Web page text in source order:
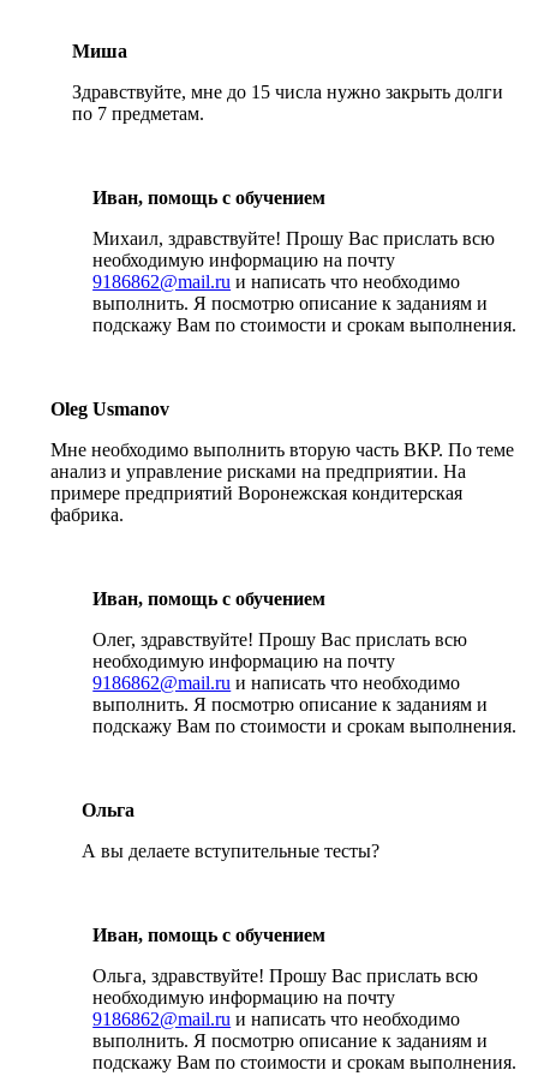
Миша
Здравствуйте, мне до 15 числа нужно закрыть долги
по 7 предметам.
Иван, помощь с обучением
Михаил, здравствуйте! Прошу Вас прислать всю
необходимую информацию на почту
9186862@mail.ru и написать что необходимо
выполнить. Я посмотрю описание к заданиям и
подскажу Вам по стоимости и срокам выполнения.
Oleg Usmanov
Мне необходимо выполнить вторую часть ВКР. По теме
анализ и управление рисками на предприятии. На
примере предприятий Воронежская кондитерская
фабрика.
Иван, помощь с обучением
Олег, здравствуйте! Прошу Вас прислать всю
необходимую информацию на почту
9186862@mail.ru и написать что необходимо
выполнить. Я посмотрю описание к заданиям и
подскажу Вам по стоимости и срокам выполнения.
Ольга
А вы делаете вступительные тесты?
Иван, помощь с обучением
Ольга, здравствуйте! Прошу Вас прислать всю
необходимую информацию на почту
9186862@mail.ru и написать что необходимо
выполнить. Я посмотрю описание к заданиям и
подскажу Вам по стоимости и срокам выполнения.